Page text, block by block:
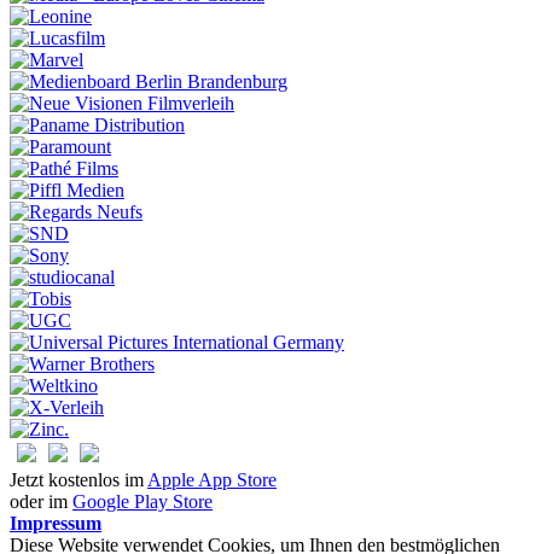
Jetzt kostenlos im Apple App Store
oder im Google Play Store
Impressum
Diese Website verwendet Cookies, um Ihnen den bestmöglichen